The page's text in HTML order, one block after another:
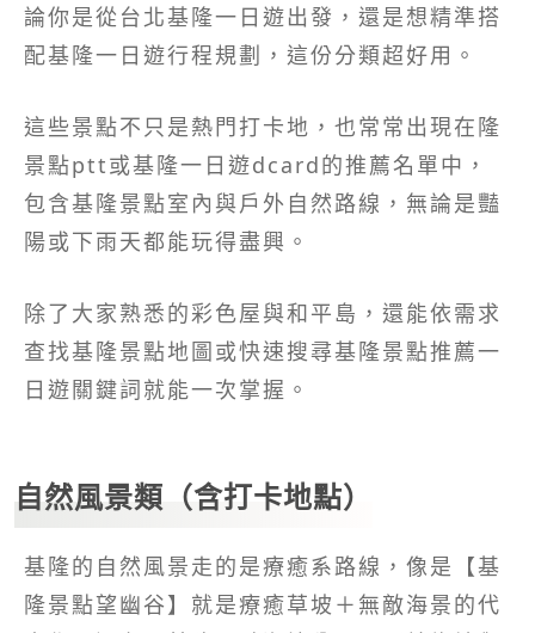
論你是從台北基隆一日遊出發，還是想精準搭
配基隆一日遊行程規劃，這份分類超好用。
這些景點不只是熱門打卡地，也常常出現在隆
景點ptt或基隆一日遊dcard的推薦名單中，
包含基隆景點室內與戶外自然路線，無論是豔
陽或下雨天都能玩得盡興。
除了大家熟悉的彩色屋與和平島，還能依需求
查找基隆景點地圖或快速搜尋基隆景點推薦一
日遊關鍵詞就能一次掌握。
自然風景類（含打卡地點）
基隆的自然風景走的是療癒系路線，像是【基
隆景點望幽谷】就是療癒草坡＋無敵海景的代